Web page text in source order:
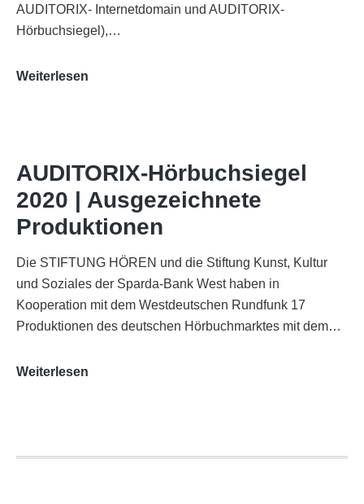
AUDITORIX- Internetdomain und AUDITORIX-
Hörbuchsiegel),…
Weiterlesen
Funkhaus
Köln
AUDITORIX-Hörbuchsiegel
2020 | Ausgezeichnete
Produktionen
Die STIFTUNG HÖREN und die Stiftung Kunst, Kultur
und Soziales der Sparda-Bank West haben in
Kooperation mit dem Westdeutschen Rundfunk 17
Produktionen des deutschen Hörbuchmarktes mit dem…
Weiterlesen
Ausgezeichnete